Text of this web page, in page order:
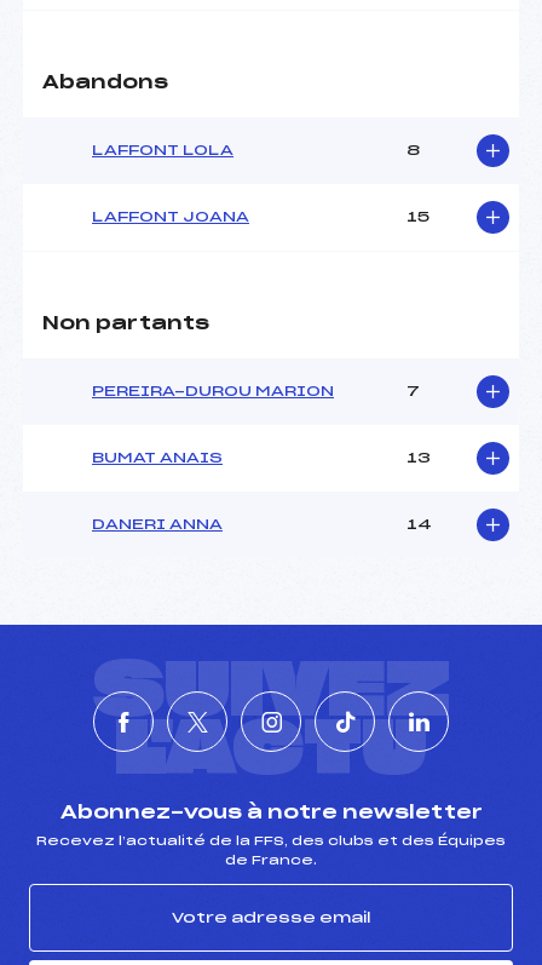
Météo :
50
Ouvreurs D :
Abandons
LAFFONT LOLA 8
LAFFONT JOANA 15
Non partants
PEREIRA-DUROU MARION 7
BUMAT ANAIS 13
DANERI ANNA 14
SUIVEZ
L'ACTU
Abonnez-vous à notre newsletter
Recevez l’actualité de la FFS, des clubs et des Équipes
de France.